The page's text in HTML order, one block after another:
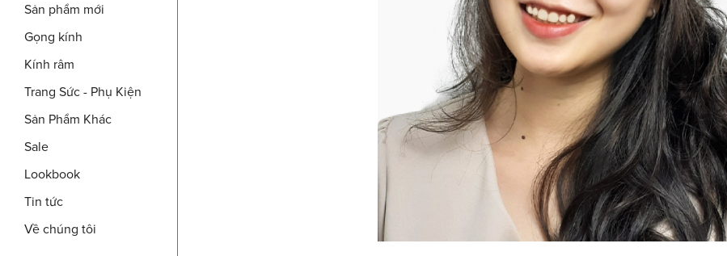
Sản phẩm mới
Gọng kính
Kính râm
Trang Sức - Phụ Kiện
Sản Phẩm Khác
Sale
Lookbook
Tin tức
Về chúng tôi